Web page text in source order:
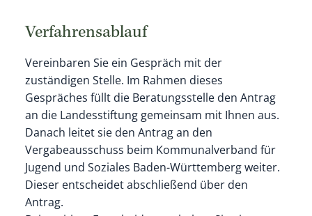
Verfahrensablauf
Vereinbaren Sie ein Gespräch mit der
zuständigen Stelle. Im Rahmen dieses
Gespräches füllt die Beratungsstelle den Antrag
an die Landesstiftung gemeinsam mit Ihnen aus.
Danach leitet sie den Antrag an den
Vergabeausschuss beim Kommunalverband für
Jugend und Soziales Baden-Württemberg weiter.
Dieser entscheidet abschließend über den
Antrag.